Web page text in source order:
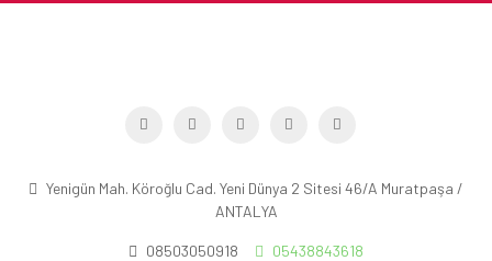
Yenigün Mah. Köroğlu Cad. Yeni Dünya 2 Sitesi 46/A Muratpaşa /
ANTALYA
08503050918 05438843618